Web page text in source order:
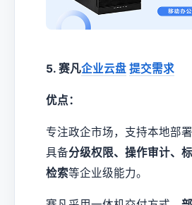
5. 赛凡企业云盘 提交需求
优点：
专注政企市场，支持本地部署
具备分级权限、操作审计、
检索等企业级能力。